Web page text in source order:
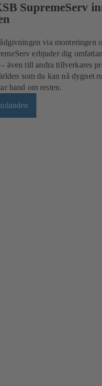
SupremeServ
via
erbjuder dig
även till andra tillverkares
som du kan nå dygnet
hand om resten.